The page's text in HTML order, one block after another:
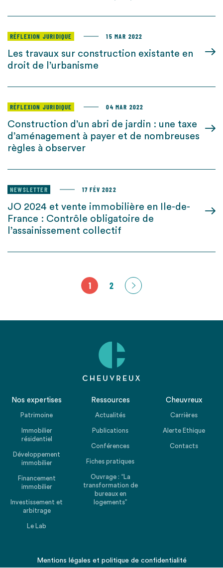
RÉFLEXION JURIDIQUE 15 MAR 2022
Les travaux sur construction existante en
droit de l’urbanisme
RÉFLEXION JURIDIQUE 04 MAR 2022
Construction d’un abri de jardin : une taxe
d’aménagement à payer et de nombreuses
règles à observer
NEWSLETTER 17 FÉV 2022
JO 2024 et vente immobilière en Ile-de-
France : Contrôle obligatoire de
l’assainissement collectif
1 2
Nos expertises
Patrimoine
Immobilier
résidentiel
Développement
immobilier
Financement
immobilier
Investissement et
arbitrage
Le Lab
Ressources
Actualités
Publications
Conférences
Fiches pratiques
Ouvrage : “La
transformation de
bureaux en
logements”
Cheuvreux
Carrières
Alerte Ethique
Contacts
Mentions légales et politique de confidentialité